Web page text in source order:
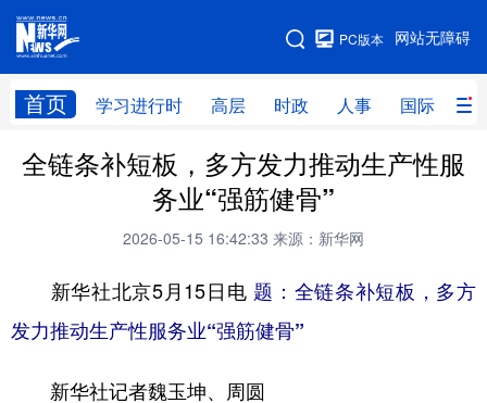
网站无障碍
PC版本
首页 学习进行时 高层 时政 人事 国际 财
网站地图
学习进行时 高层 时政 人事
财经 网评
科技 科创 量子 体育
文化 书画 健康
访谈 视频
全链条补短板，多方发力推动生产性服
务业“强筋健骨”
2026-05-15 16:42:33 来源：新华网
新华社北京5月15日电 题：全链条补短板，多方
发力推动生产性服务业“强筋健骨”
新华社记者魏玉坤、周圆